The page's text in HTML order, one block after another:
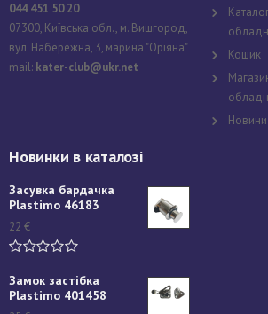
044 451 50 20
07300, Київська обл., м. Вишгород,
вул. Набережна, 3, марина "Оріяна"
mail: kater-club@ukr.net
Кошик
Новини
Новинки в каталозі
Засувка бардачка
Plastimo 46183
22 €
Замок застібка
Plastimo 401458